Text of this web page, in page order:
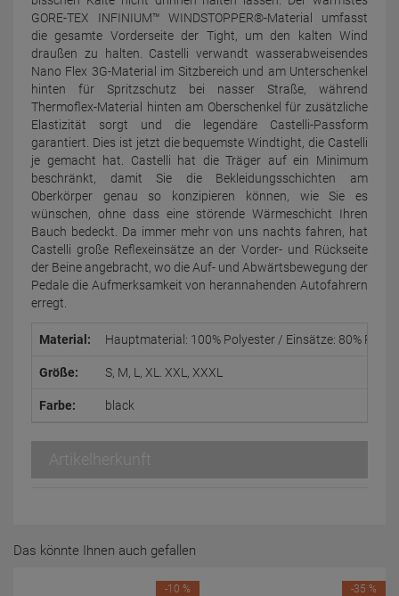
GORE-TEX INFINIUM™ WINDSTOPPER®-Material umfasst
die gesamte Vorderseite der Tight, um den kalten Wind
draußen zu halten. Castelli verwandt wasserabweisendes
Nano Flex 3G-Material im Sitzbereich und am Unterschenkel
hinten für Spritzschutz bei nasser Straße, während
Thermoflex-Material hinten am Oberschenkel für zusätzliche
Elastizität sorgt und die legendäre Castelli-Passform
garantiert. Dies ist jetzt die bequemste Windtight, die Castelli
je gemacht hat. Castelli hat die Träger auf ein Minimum
beschränkt, damit Sie die Bekleidungsschichten am
Oberkörper genau so konzipieren können, wie Sie es
wünschen, ohne dass eine störende Wärmeschicht Ihren
Bauch bedeckt. Da immer mehr von uns nachts fahren, hat
Castelli große Reflexeinsätze an der Vorder- und Rückseite
der Beine angebracht, wo die Auf- und Abwärtsbewegung der
Pedale die Aufmerksamkeit von herannahenden Autofahrern
erregt.
Material: Hauptmaterial: 100% Polyester / Einsätze: 80%
Größe: S, M, L, XL. XXL, XXXL
Farbe: black
Artikelherkunft
Das könnte Ihnen auch gefallen
-10 % -35 %